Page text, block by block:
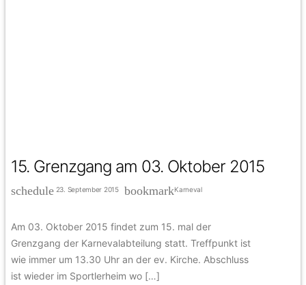
15. Grenzgang am 03. Oktober 2015
schedule 23. September 2015bookmarkKarneval
Am 03. Oktober 2015 findet zum 15. mal der
Grenzgang der Karnevalabteilung statt. Treffpunkt ist
wie immer um 13.30 Uhr an der ev. Kirche. Abschluss
ist wieder im Sportlerheim wo […]